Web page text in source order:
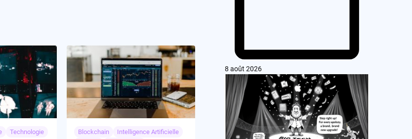
Technologie Blockchain
Intelligence Artificielle
8 août 2026